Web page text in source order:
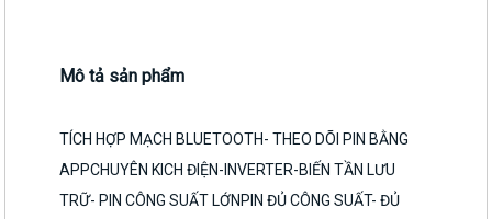
Mô tả sản phẩm
TÍCH HỢP MẠCH BLUETOOTH- THEO DÕI PIN BẰNG
APPCHUYÊN KICH ĐIỆN-INVERTER-BIẾN TẦN LƯU
TRỮ- PIN CÔNG SUẤT LỚNPIN ĐỦ CÔNG SUẤT- ĐỦ